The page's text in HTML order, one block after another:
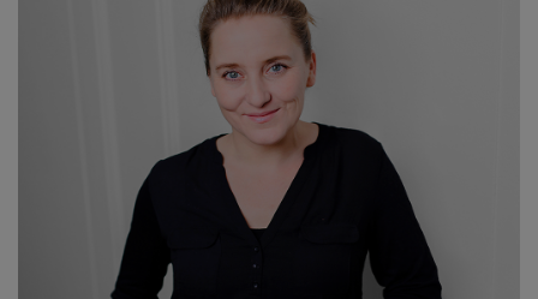
Ich freue mich auf Ihre E-Mail oder Ihren Anruf